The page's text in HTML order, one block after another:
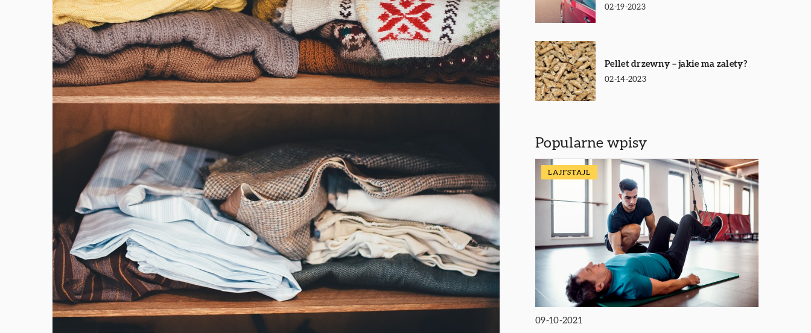
02-19-2023
Pellet drzewny – jakie ma zalety?
02-14-2023
Popularne wpisy
LAJFSTAJL
09-10-2021